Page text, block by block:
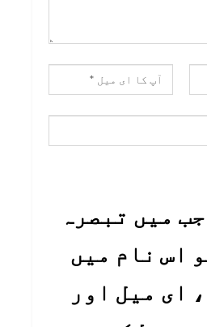
میں تبصرہ
اس نام میں
ای میل اور